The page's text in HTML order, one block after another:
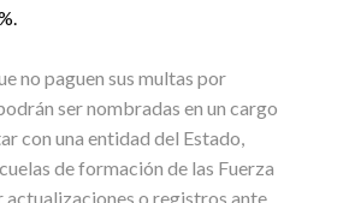
no paguen sus multas por
ser nombradas en un cargo
con una entidad del Estado,
de formación de las Fuerza
actualizaciones o registros ante